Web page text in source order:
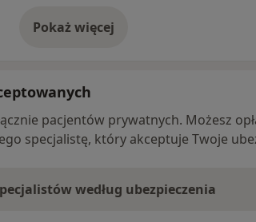
Pokaż więcej
o adresie
pacjentów prywatnych. Możesz
specjalistę, który akceptuje Twoje
według ubezpieczenia